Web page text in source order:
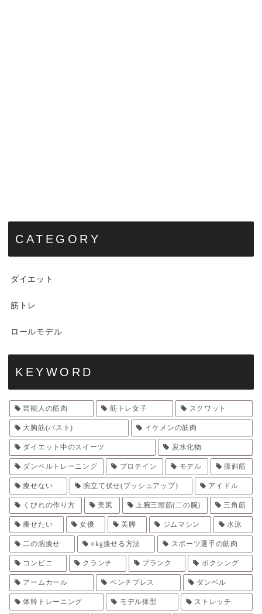
CATEGORY
ダイエット
筋トレ
ロールモデル
KEYWORD
芸能人の筋肉 筋トレ女子 スクワット
大胸筋(バスト) イケメンの筋肉
ダイエット中のスイーツ 炭水化物
ダンベルトレーニング プロテイン モデル 腹斜筋
痩せない 腕立て伏せ(プッシュアップ) アイドル
くびれの作り方 美尻 上腕三頭筋(二の腕) 三角筋
痩せたい 女優 美脚 ジムマシン 水泳
二の腕痩せ ○kg痩せる方法 スポーツ選手の筋肉
コンビニ クランチ プランク ボクシング
アームカール ベンチプレス ダンベル
体幹トレーニング モデル体型 ストレッチ